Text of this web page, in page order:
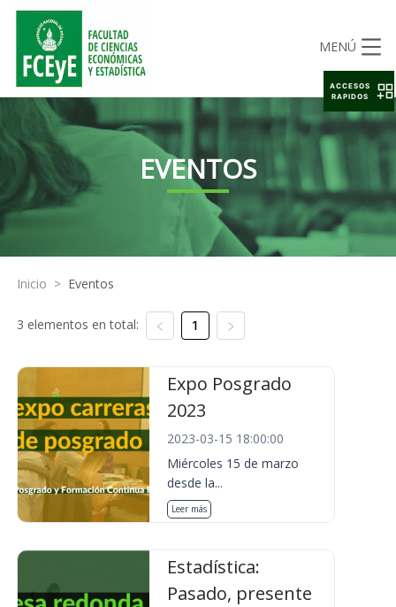
MENÚ
EVENTOS
Inicio > Eventos
3 elementos en total: 1
Expo Posgrado
2023
2023-03-15 18:00:00
Miércoles 15 de marzo
desde la...
Leer más
Estadística:
Pasado, presente
ACCESOS
RAPIDOS